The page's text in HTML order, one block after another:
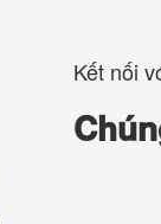
Kết nối